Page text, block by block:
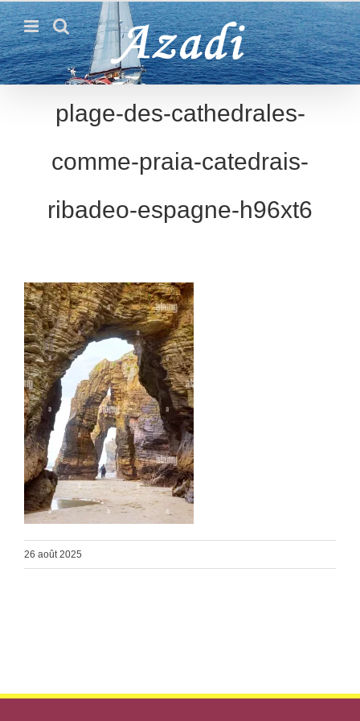
Passer
au
contenu
plage-des-cathedrales-
comme-praia-catedrais-
ribadeo-espagne-h96xt6
26 août 2025